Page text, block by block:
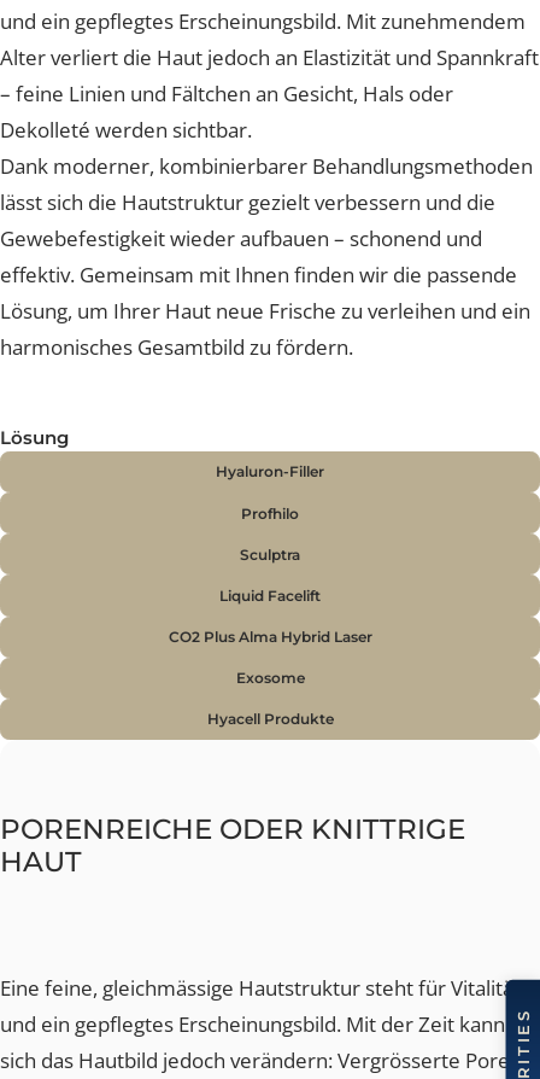
Hyacell Produkte
SCHLAFFE HAUT
Eine glatte, ebenmässige Haut vermittelt Frische,
und ein gepflegtes Erscheinungsbild. Mit
Alter verliert die Haut jedoch an Elastizität und
Dank moderner, kombinierbarer
lässt sich die Hautstruktur gezielt verbessern und die
Gewebefestigkeit wieder aufbauen – schonend und
effektiv. Gemeinsam mit Ihnen finden wir die
Lösung, um Ihrer Haut neue Frische zu verleihen und
harmonisches Gesamtbild zu fördern.
Lösung
Profhilo
Exosome
Hyacell Produkte